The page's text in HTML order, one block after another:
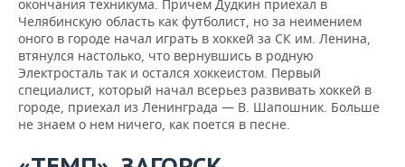
окончания техникума. Причем Дудкин приехал в
Челябинскую область как футболист, но за неимением
оного в городе начал играть в хоккей за СК им. Ленина,
втянулся настолько, что вернувшись в родную
Электросталь так и остался хоккеистом. Первый
специалист, который начал всерьез развивать хоккей в
городе, приехал из Ленинграда — В. Шапошник. Больше
не знаем о нем ничего, как поется в песне.